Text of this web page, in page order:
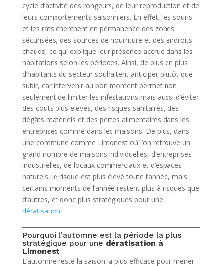
cycle d’activité des rongeurs, de leur reproduction et de
leurs comportements saisonniers. En effet, les souris
et les rats cherchent en permanence des zones
sécurisées, des sources de nourriture et des endroits
chauds, ce qui explique leur présence accrue dans les
habitations selon les périodes. Ainsi, de plus en plus
d’habitants du secteur souhaitent anticiper plutôt que
subir, car intervenir au bon moment permet non
seulement de limiter les infestations mais aussi d’éviter
des coûts plus élevés, des risques sanitaires, des
dégâts matériels et des pertes alimentaires dans les
entreprises comme dans les maisons. De plus, dans
une commune comme Limonest où l’on retrouve un
grand nombre de maisons individuelles, d’entreprises
industrielles, de locaux commerciaux et d’espaces
naturels, le risque est plus élevé toute l’année, mais
certains moments de l’année restent plus à risques que
d’autres, et donc plus stratégiques pour une
dératisation.
Pourquoi l’automne est la période la plus
stratégique pour une dératisation à
Limonest
L’automne reste la saison la plus efficace pour mener